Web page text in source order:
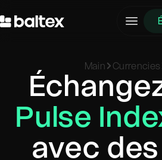
Main Currencies
Pulse
avec